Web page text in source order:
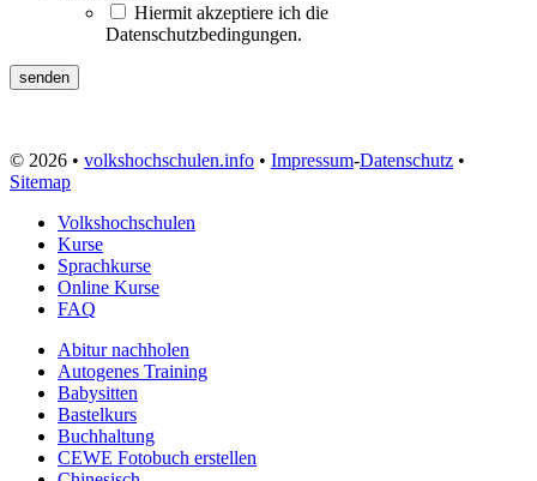
Hiermit akzeptiere ich die
Datenschutzbedingungen.
© 2026 • volkshochschulen.info • Impressum-Datenschutz •
Sitemap
Volkshochschulen
Kurse
Sprachkurse
Online Kurse
FAQ
Abitur nachholen
Autogenes Training
Babysitten
Bastelkurs
Buchhaltung
CEWE Fotobuch erstellen